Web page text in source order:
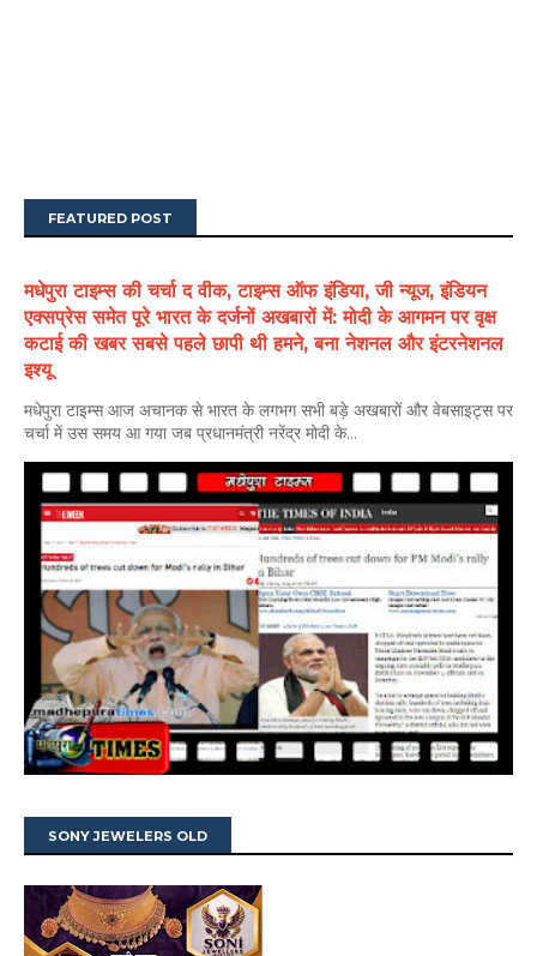
FEATURED POST
मधेपुरा टाइम्स की चर्चा द वीक, टाइम्स ऑफ इंडिया, जी न्यूज, इंडियन
एक्सप्रेस समेत पूरे भारत के दर्जनों अखबारों में: मोदी के आगमन पर वृक्ष
कटाई की खबर सबसे पहले छापी थी हमने, बना नेशनल और इंटरनेशनल
इश्यू
मधेपुरा टाइम्स आज अचानक से भारत के लगभग सभी बड़े अखबारों और वेबसाइट्स पर
चर्चा में उस समय आ गया जब प्रधानमंत्री नरेंद्र मोदी के...
SONY JEWELERS OLD